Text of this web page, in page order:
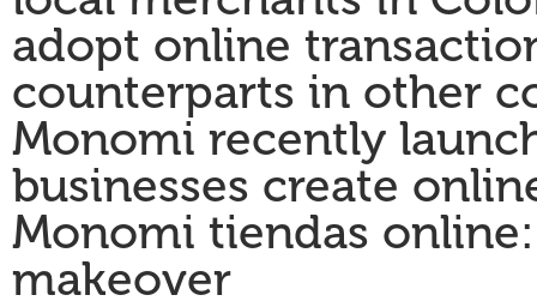
adopt online
counterparts in other
Monomi recently
businesses create
Monomi tiendas
makeover